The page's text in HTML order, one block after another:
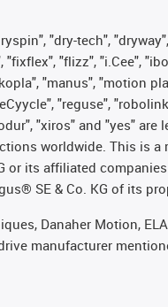
"dry-tech",
"flizz", "i.Cee",
"manus", "motion
"reguse",
"xiros" and "yes" are
worldwide. This is a
its affiliated companies
SE & Co. KG of its
Danaher Motion,
manufacturer